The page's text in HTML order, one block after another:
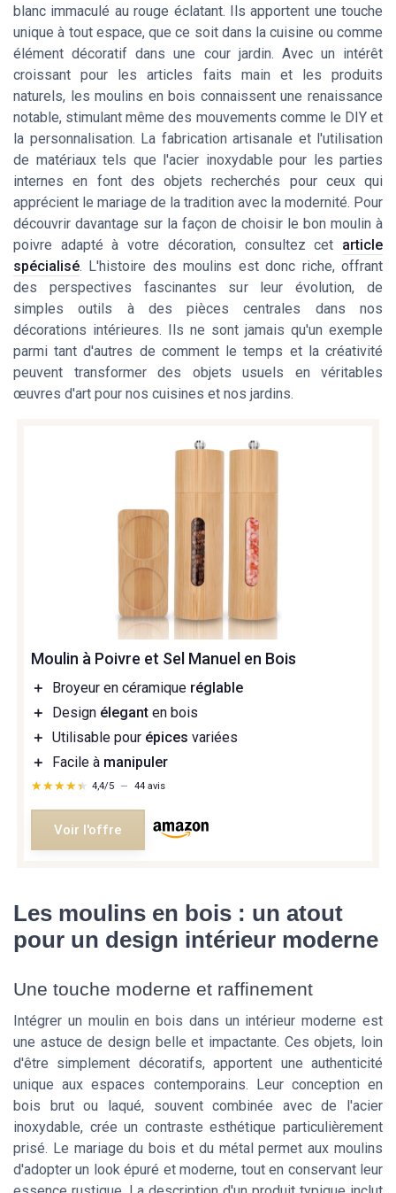
blanc immaculé au rouge éclatant. Ils apportent une touche
unique à tout espace, que ce soit dans la cuisine ou comme
élément décoratif dans une cour jardin. Avec un intérêt
croissant pour les articles faits main et les produits
naturels, les moulins en bois connaissent une renaissance
notable, stimulant même des mouvements comme le DIY et
la personnalisation. La fabrication artisanale et l'utilisation
de matériaux tels que l'acier inoxydable pour les parties
internes en font des objets recherchés pour ceux qui
apprécient le mariage de la tradition avec la modernité. Pour
découvrir davantage sur la façon de choisir le bon moulin à
poivre adapté à votre décoration, consultez cet article
spécialisé. L'histoire des moulins est donc riche, offrant
des perspectives fascinantes sur leur évolution, de
simples outils à des pièces centrales dans nos
décorations intérieures. Ils ne sont jamais qu'un exemple
parmi tant d'autres de comment le temps et la créativité
peuvent transformer des objets usuels en véritables
œuvres d'art pour nos cuisines et nos jardins.
Moulin à Poivre et Sel Manuel en Bois
＋ Broyeur en céramique réglable
＋
Design élegant en bois
＋ Utilisable pour épices variées
＋
Facile à manipuler
★★★★★
★★★★★ 4,4/5 — 44 avis
Voir l'offre
Les moulins en bois : un atout
pour un design intérieur moderne
Une touche moderne et raffinement
Intégrer un moulin en bois dans un intérieur moderne est
une astuce de design belle et impactante. Ces objets, loin
d'être simplement décoratifs, apportent une authenticité
unique aux espaces contemporains. Leur conception en
bois brut ou laqué, souvent combinée avec de l'acier
inoxydable, crée un contraste esthétique particulièrement
prisé. Le mariage du bois et du métal permet aux moulins
d'adopter un look épuré et moderne, tout en conservant leur